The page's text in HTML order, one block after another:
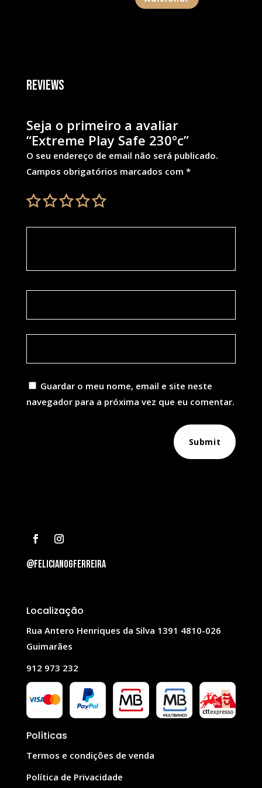
Reviews
Seja o primeiro a avaliar
“Extreme Play Safe 230ºc”
O seu endereço de email não será publicado.
Campos obrigatórios marcados com *
Guardar o meu nome, email e site neste
navegador para a próxima vez que eu comentar.
Submit
@felicianogferreira
Localização
Rua Antero Henriques da Silva 1391 4810-026
Guimarães
912 973 232
Políticas
Termos e condições de venda
Política de Privacidade